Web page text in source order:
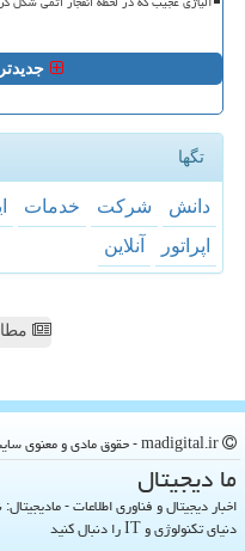
تگها
دانش شركت خدمات
اپراتور
آنلاین
ما دیجیتال
اخبار دیجیتال و فناوری اطلاعات -
دنیای تکنولوژی و IT را دنبال کنید